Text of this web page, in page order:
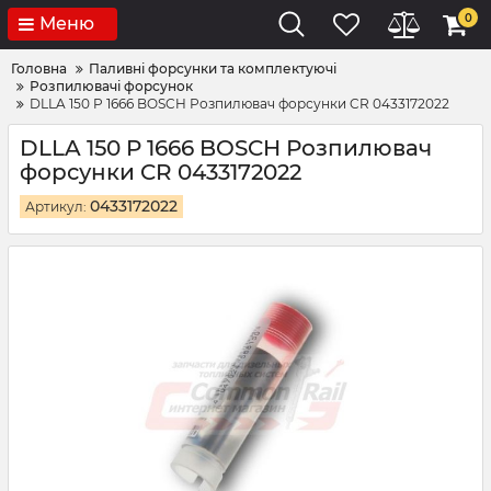
Меню 0
Головна
Паливні форсунки та комплектуючі
Розпилювачі форсунок
DLLA 150 P 1666 BOSCH Розпилювач форсунки CR 0433172022
DLLA 150 P 1666 BOSCH Розпилювач
форсунки CR 0433172022
Артикул: 0433172022